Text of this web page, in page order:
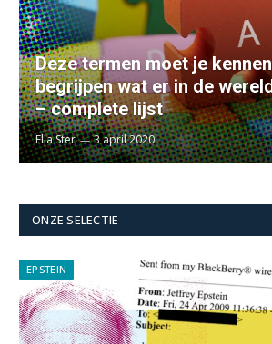
Deze termen moet je
begrijpen wat er in de
– complete lijst
Ella Ster 3 april 2020
ONZE SELECTIE
EPSTEIN